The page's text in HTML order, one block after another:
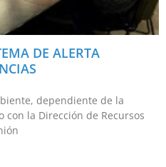
DE ALERTA
dependiente de la
con la Dirección de Recursos